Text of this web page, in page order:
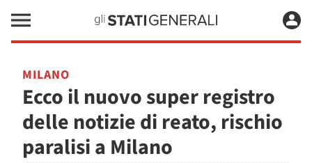
MILANO
Ecco il nuovo super registro
delle notizie di reato, rischio
paralisi a Milano